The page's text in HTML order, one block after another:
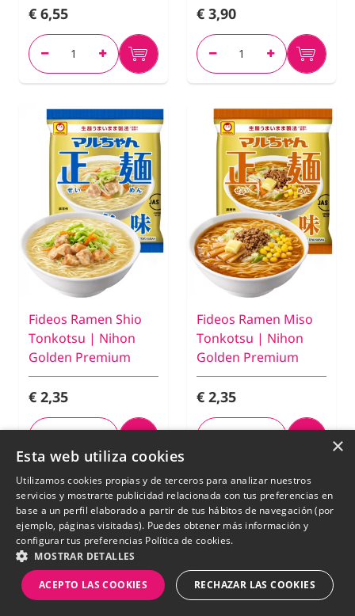
€ 6,55 € 3,90
Fideos Ramen Shio
Tonkotsu | Nihon
Golden Premium
€ 2,35
Fideos Ramen Miso
Tonkotsu | Nihon
Golden Premium
€ 2,35
×
Esta web utiliza cookies
Utilizamos cookies propias y de terceros para analizar nuestros
servicios y mostrarte publicidad relacionada con tus preferencias en
base a un perfil elaborado a partir de tus hábitos de navegación (por
ejemplo, páginas visitadas). Puedes obtener más información y
configurar tus preferencias Política de cookies.
MOSTRAR DETALLES
ACEPTO LAS COOKIES RECHAZAR LAS COOKIES